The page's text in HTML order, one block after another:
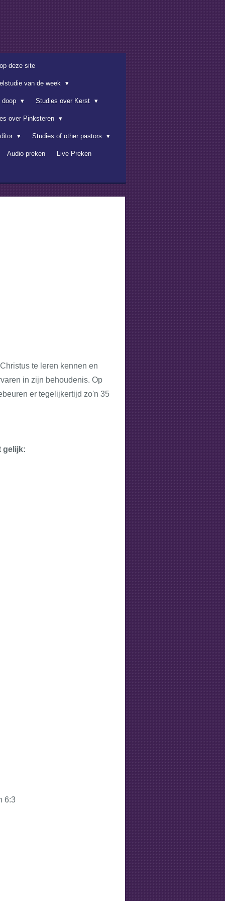
deze site
van de week
doop Studies over Kerst
over Pinksteren
Studies of other pastors
Audio preken Live Preken
te leren kennen en
in zijn behoudenis. Op
er tegelijkertijd zo'n 35
gelijk:
6:3